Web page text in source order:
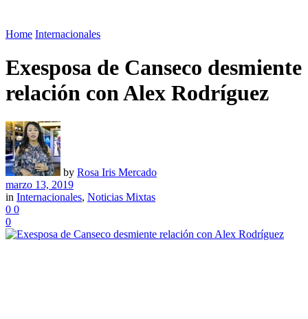
Home Internacionales
Exesposa de Canseco desmiente
relación con Alex Rodríguez
by Rosa Iris Mercado
marzo 13, 2019
in Internacionales, Noticias Mixtas
0 0
0